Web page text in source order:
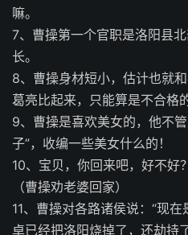
嘛。
7、曹操第一个官职是洛阳县
长。
8、曹操身材短小，估计也就
葛亮比起来，只能算是不合格
9、曹操是喜欢美女的，他不
子”，收编一些美女什么的！
10、宝贝，你回来吧，好不
（曹操劝老婆回家）
11、曹操对各路诸侯说：“现
卓已经把洛阳烧掉了，还劫持